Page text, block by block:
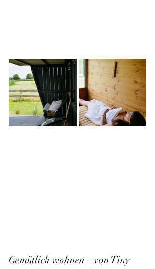
Gemütlich wohnen – von Tiny